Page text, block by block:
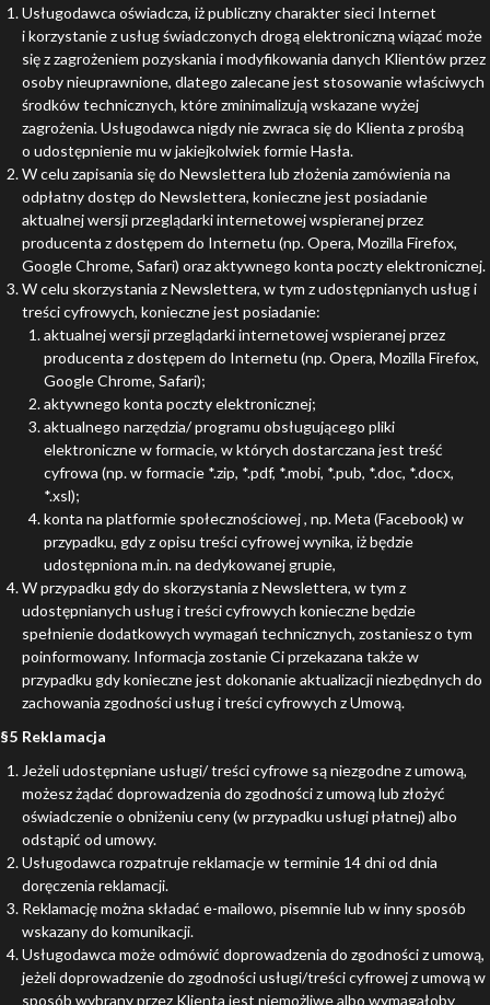
Usługodawca oświadcza, iż publiczny charakter sieci Internet
i korzystanie z usług świadczonych drogą elektroniczną wiązać może
się z zagrożeniem pozyskania i modyfikowania danych Klientów przez
osoby nieuprawnione, dlatego zalecane jest stosowanie właściwych
środków technicznych, które zminimalizują wskazane wyżej
zagrożenia. Usługodawca nigdy nie zwraca się do Klienta z prośbą
o udostępnienie mu w jakiejkolwiek formie Hasła.
W celu zapisania się do Newslettera lub złożenia zamówienia na
odpłatny dostęp do Newslettera, konieczne jest posiadanie
aktualnej wersji przeglądarki internetowej wspieranej przez
producenta z dostępem do Internetu (np. Opera, Mozilla Firefox,
Google Chrome, Safari) oraz aktywnego konta poczty elektronicznej.
W celu skorzystania z Newslettera, w tym z udostępnianych usług i
treści cyfrowych, konieczne jest posiadanie:
aktualnej wersji przeglądarki internetowej wspieranej przez
producenta z dostępem do Internetu (np. Opera, Mozilla Firefox,
Google Chrome, Safari);
aktywnego konta poczty elektronicznej;
aktualnego narzędzia/ programu obsługującego pliki
elektroniczne w formacie, w których dostarczana jest treść
cyfrowa (np. w formacie *.zip, *.pdf, *.mobi, *.pub, *.doc, *.docx,
*.xsl);
konta na platformie społecznościowej , np. Meta (Facebook) w
przypadku, gdy z opisu treści cyfrowej wynika, iż będzie
udostępniona m.in. na dedykowanej grupie,
W przypadku gdy do skorzystania z Newslettera, w tym z
udostępnianych usług i treści cyfrowych konieczne będzie
spełnienie dodatkowych wymagań technicznych, zostaniesz o tym
poinformowany. Informacja zostanie Ci przekazana także w
przypadku gdy konieczne jest dokonanie aktualizacji niezbędnych do
zachowania zgodności usług i treści cyfrowych z Umową.
§5 Reklamacja
Jeżeli udostępniane usługi/ treści cyfrowe są niezgodne z umową,
możesz żądać doprowadzenia do zgodności z umową lub złożyć
oświadczenie o obniżeniu ceny (w przypadku usługi płatnej) albo
odstąpić od umowy.
Usługodawca rozpatruje reklamacje w terminie 14 dni od dnia
doręczenia reklamacji.
Reklamację można składać e-mailowo, pisemnie lub w inny sposób
wskazany do komunikacji.
Usługodawca może odmówić doprowadzenia do zgodności z umową,
jeżeli doprowadzenie do zgodności usługi/treści cyfrowej z umową w
sposób wybrany przez Klienta jest niemożliwe albo wymagałoby